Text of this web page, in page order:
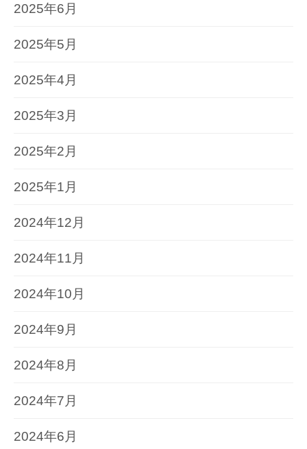
2025年6月
2025年5月
2025年4月
2025年3月
2025年2月
2025年1月
2024年12月
2024年11月
2024年10月
2024年9月
2024年8月
2024年7月
2024年6月